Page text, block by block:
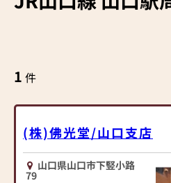
1 件
(株)佛光堂/山口支店
山口県山口市下竪小路
79